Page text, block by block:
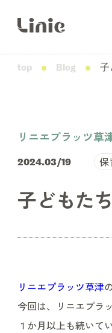
top Blog 子
リニエプラッツ草
2024.03/19 保
子どもた
リニエプラッツ草津
今回は、リニエプラ
１か月以上も続いて